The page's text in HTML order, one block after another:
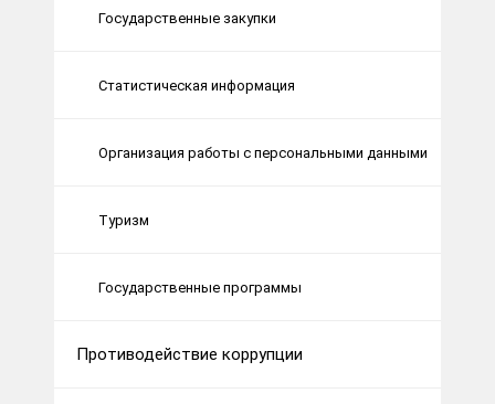
Государственные закупки
Статистическая информация
Организация работы с персональными данными
Туризм
Государственные программы
Противодействие коррупции